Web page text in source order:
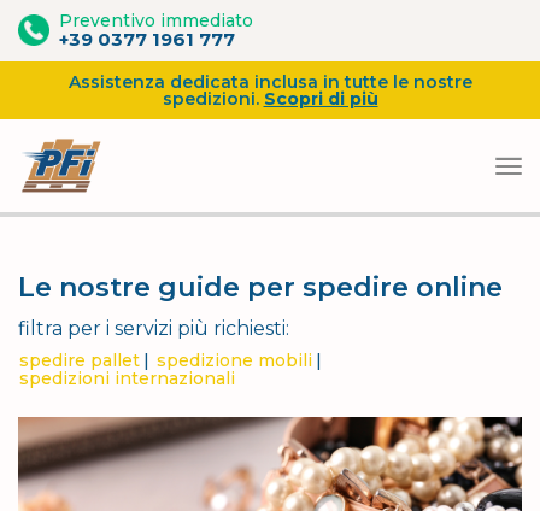
contenuto
Preventivo immediato
+39 0377 1961 777
Assistenza dedicata inclusa in tutte le nostre
spedizioni. Scopri di più
Le nostre guide per spedire online
filtra per i servizi più richiesti:
spedire pallet
spedizione mobili
spedizioni internazionali